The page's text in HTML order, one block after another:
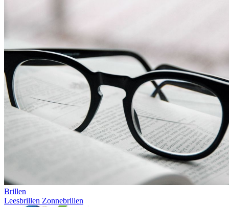
Brillen
Leesbrillen Zonnebrillen